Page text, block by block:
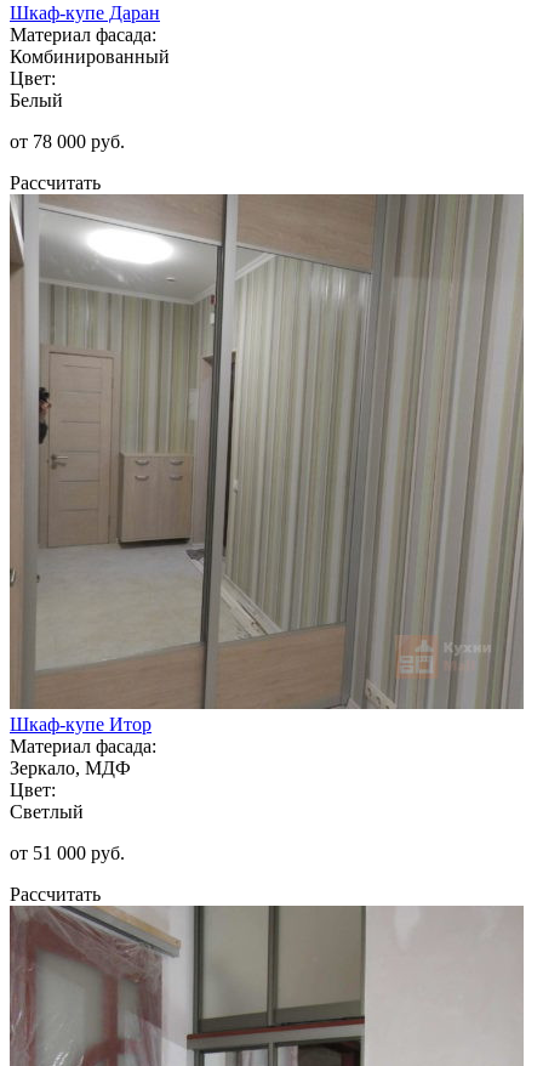
Шкаф-купе Даран
Материал фасада:
Комбинированный
Цвет:
Белый
от 78 000 руб.
Рассчитать
Шкаф-купе Итор
Материал фасада:
Зеркало, МДФ
Цвет:
Светлый
от 51 000 руб.
Рассчитать